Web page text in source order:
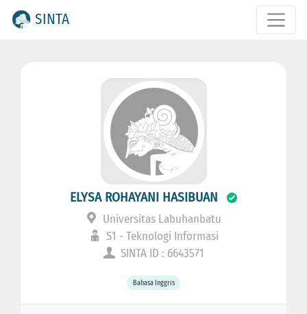
SINTA
ELYSA ROHAYANI HASIBUAN
Universitas Labuhanbatu
S1 - Teknologi Informasi
SINTA ID : 6643571
Bahasa Inggris